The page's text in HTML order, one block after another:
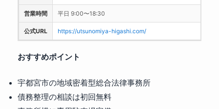
営業時間 平日 9:00〜18:30
公式URL https://utsunomiya-higashi.com/
おすすめポイント
宇都宮市の地域密着型総合法律事務所
債務整理の相談は初回無料